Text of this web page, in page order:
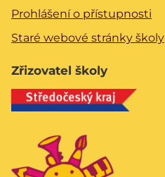
Prohlášení o přístupnosti
Staré webové stránky školy
Zřizovatel školy